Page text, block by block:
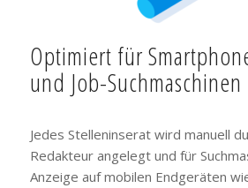
Optimiert für
und Job-Suchmaschinen
Jedes Stelleninserat wird manuell
Redakteur angelegt und für
Anzeige auf mobilen Endgeräten